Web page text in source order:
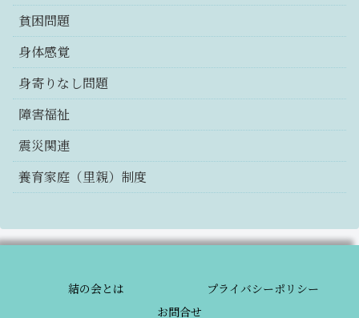
貧困問題
身体感覚
身寄りなし問題
障害福祉
震災関連
養育家庭（里親）制度
結の会とは
プライバシーポリシー
お問合せ